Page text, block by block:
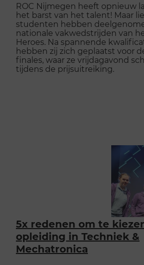
ROC Nijmegen heeft opnieuw
het barst van het talent! Maar
studenten hebben
nationale vakwedstrijden van
Heroes. Na spannende
hebben zij zich geplaatst voor
finales, waar ze vrijdagavond
tijdens de prijsuitreiking.
5x redenen om te
opleiding in Techniek &
Mechatronica